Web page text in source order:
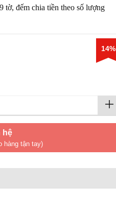
tờ, đếm chia tiền theo số lượng
14%
hệ
hàng tận tay)